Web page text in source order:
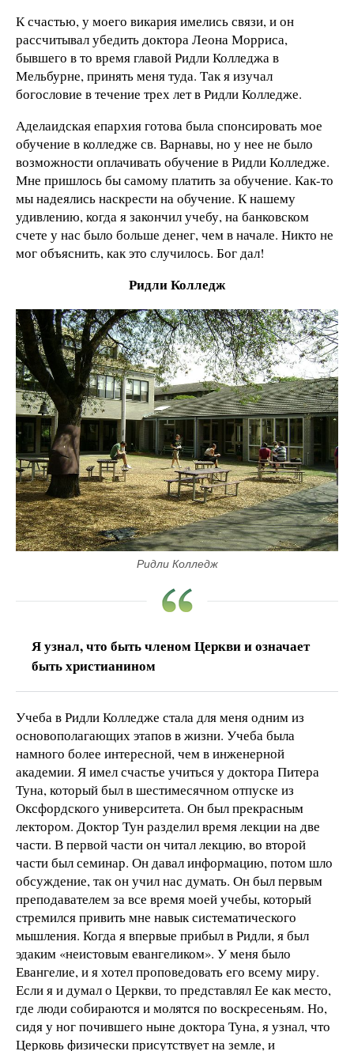
К счастью, у моего викария имелись связи, и он
рассчитывал убедить доктора Леона Морриса,
бывшего в то время главой Ридли Колледжа в
Мельбурне, принять меня туда. Так я изучал
богословие в течение трех лет в Ридли Колледже.
Аделаидская епархия готова была спонсировать мое
обучение в колледже св. Варнавы, но у нее не было
возможности оплачивать обучение в Ридли Колледже.
Мне пришлось бы самому платить за обучение. Как-то
мы надеялись наскрести на обучение. К нашему
удивлению, когда я закончил учебу, на банковском
счете у нас было больше денег, чем в начале. Никто не
мог объяснить, как это случилось. Бог дал!
Ридли Колледж
Ридли Колледж
Я узнал, что быть членом Церкви и означает
быть христианином
Учеба в Ридли Колледже стала для меня одним из
основополагающих этапов в жизни. Учеба была
намного более интересной, чем в инженерной
академии. Я имел счастье учиться у доктора Питера
Туна, который был в шестимесячном отпуске из
Оксфордского университета. Он был прекрасным
лектором. Доктор Тун разделил время лекции на две
части. В первой части он читал лекцию, во второй
части был семинар. Он давал информацию, потом шло
обсуждение, так он учил нас думать. Он был первым
преподавателем за все время моей учебы, который
стремился привить мне навык систематического
мышления. Когда я впервые прибыл в Ридли, я был
эдаким «неистовым евангеликом». У меня было
Евангелие, и я хотел проповедовать его всему миру.
Если я и думал о Церкви, то представлял Ее как место,
где люди собираются и молятся по воскресеньям. Но,
сидя у ног почившего ныне доктора Туна, я узнал, что
Церковь физически присутствует на земле, и